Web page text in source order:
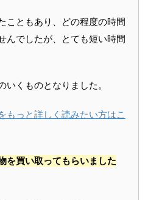
こともあり、どの程度の時間
んでしたが、とても短い時間
くものとなりました。
もっと詳しく読みたい方はこ
を買い取ってもらいました